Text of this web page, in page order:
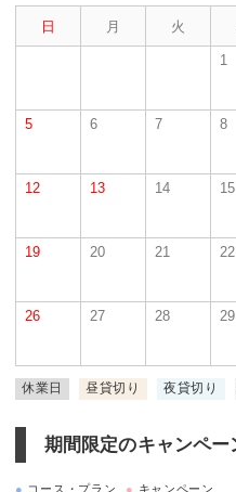
日 月 火
1
5 6 7 8
12 13 14 15
19 20 21 22
26 27 28 29
休業日 昼貸切り 夜貸切り
期間限定のキャンペー
● コース・プラン ● キャンペーン